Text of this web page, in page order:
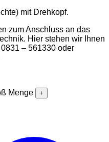
mit Drehkopf.
zum Anschluss an das
Hier stehen wir Ihnen
– 561330 oder
Menge